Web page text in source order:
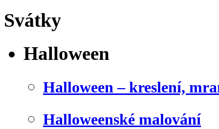
Svátky
Halloween
Halloween – kreslení,
Halloweenské malování